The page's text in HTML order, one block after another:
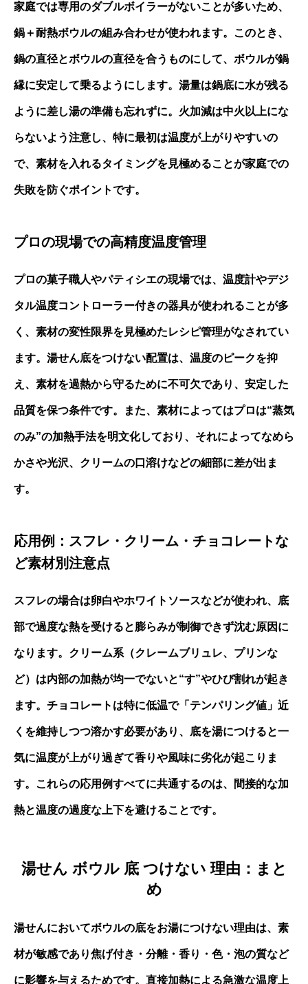
家庭では専用のダブルボイラーがないことが多いため、
鍋＋耐熱ボウルの組み合わせが使われます。このとき、
鍋の直径とボウルの直径を合うものにして、ボウルが鍋
縁に安定して乗るようにします。湯量は鍋底に水が残る
ように差し湯の準備も忘れずに。火加減は中火以上にな
らないよう注意し、特に最初は温度が上がりやすいの
で、素材を入れるタイミングを見極めることが家庭での
失敗を防ぐポイントです。
プロの現場での高精度温度管理
プロの菓子職人やパティシエの現場では、温度計やデジ
タル温度コントローラー付きの器具が使われることが多
く、素材の変性限界を見極めたレシピ管理がなされてい
ます。湯せん底をつけない配置は、温度のピークを抑
え、素材を過熱から守るために不可欠であり、安定した
品質を保つ条件です。また、素材によってはプロは“蒸気
のみ”の加熱手法を明文化しており、それによってなめら
かさや光沢、クリームの口溶けなどの細部に差が出ま
す。
応用例：スフレ・クリーム・チョコレートな
ど素材別注意点
スフレの場合は卵白やホワイトソースなどが使われ、底
部で過度な熱を受けると膨らみが制御できず沈む原因に
なります。クリーム系（クレームブリュレ、プリンな
ど）は内部の加熱が均一でないと“す”やひび割れが起き
ます。チョコレートは特に低温で「テンパリング値」近
くを維持しつつ溶かす必要があり、底を湯につけると一
気に温度が上がり過ぎて香りや風味に劣化が起こりま
す。これらの応用例すべてに共通するのは、間接的な加
熱と温度の過度な上下を避けることです。
湯せん ボウル 底 つけない 理由：まと
め
湯せんにおいてボウルの底をお湯につけない理由は、素
材が敏感であり焦げ付き・分離・香り・色・泡の質など
に影響を与えるためです。直接加熱による急激な温度上